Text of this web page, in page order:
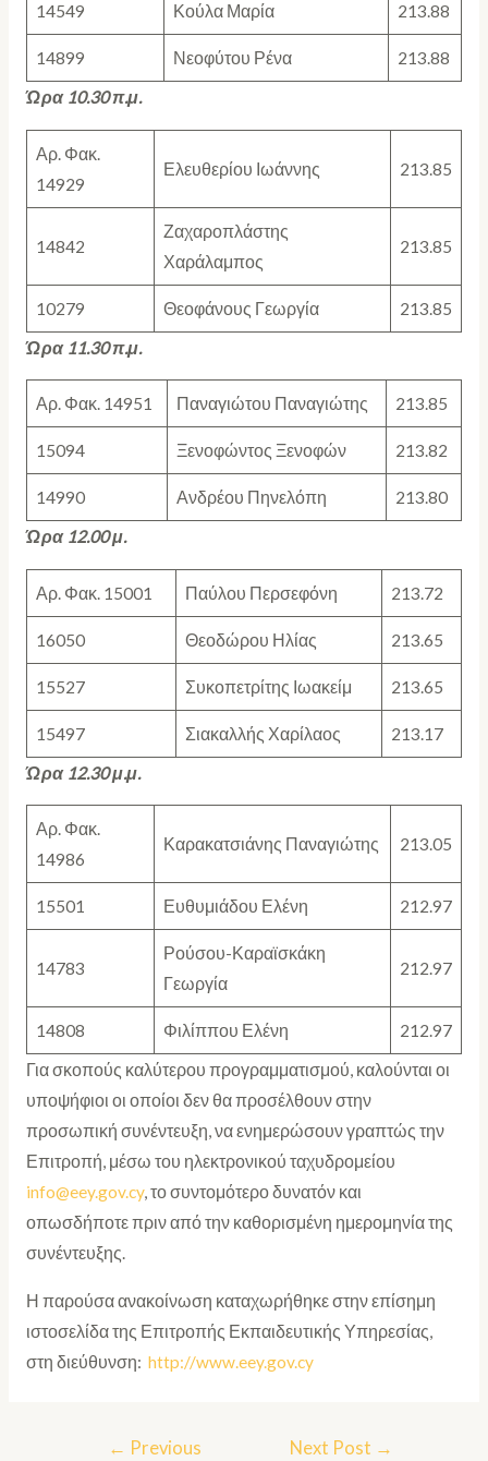
14549 Κούλα Μαρία 213.88
14899 Νεοφύτου Ρένα
213.88
Ώρα 10.30 π.μ.
Αρ. Φακ.
14929
Ελευθερίου Ιωάννης 213.85
14842
Ζαχαροπλάστης
Χαράλαμπος
213.85
10279 Θεοφάνους Γεωργία
213.85
Ώρα 11.30 π.μ.
Αρ. Φακ. 14951 Παναγιώτου Παναγιώτης 213.85
15094 Ξενοφώντος Ξενοφών 213.82
14990 Ανδρέου Πηνελόπη
213.80
Ώρα 12.00 μ.
Αρ. Φακ. 15001 Παύλου Περσεφόνη 213.72
16050 Θεοδώρου Ηλίας 213.65
15527 Συκοπετρίτης Ιωακείμ 213.65
15497 Σιακαλλής Χαρίλαος
213.17
Ώρα 12.30 μ.μ.
Αρ. Φακ.
14986
Καρακατσιάνης Παναγιώτης 213.05
15501 Ευθυμιάδου Ελένη 212.97
14783
Ρούσου-Καραϊσκάκη
Γεωργία
212.97
14808 Φιλίππου Ελένη
212.97
Για σκοπούς καλύτερου προγραμματισμού, καλούνται οι
υποψήφιοι οι οποίοι δεν θα προσέλθουν στην
προσωπική συνέντευξη, να ενημερώσουν γραπτώς την
Επιτροπή, μέσω του ηλεκτρονικού ταχυδρομείου
info@eey.gov.cy, το συντομότερο δυνατόν και
οπωσδήποτε πριν από την καθορισμένη ημερομηνία της
συνέντευξης.
Η παρούσα ανακοίνωση καταχωρήθηκε στην επίσημη
ιστοσελίδα της Επιτροπής Εκπαιδευτικής Υπηρεσίας,
στη διεύθυνση: http://www.eey.gov.cy
← Previous Next Post →